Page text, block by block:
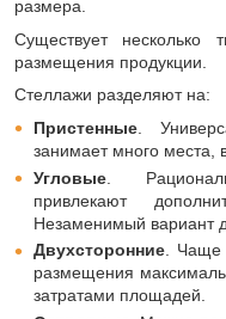
размера.
Существует несколько
размещения продукции.
Стеллажи разделяют на:
Пристенные .
занимает много места,
Угловые .
привлекают
Незаменимый вариант
Двухсторонние. Чаще
размещения
затратами площадей.